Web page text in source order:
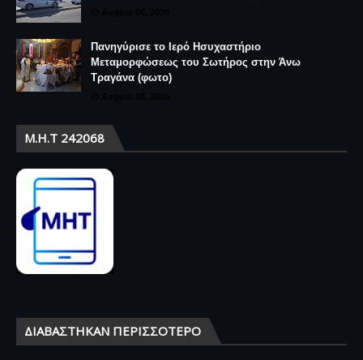
Πανηγύρισε το Ιερό Ησυχαστήριο
Μεταμορφώσεως του Σωτήρος στην Άνω
Τραγάνα (φωτο)
Μ.Η.Τ 242068
ΔΙΑΒΆΣΤΗΚΑΝ ΠΕΡΙΣΣΌΤΕΡΟ